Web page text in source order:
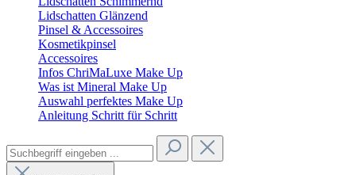
Lidschatten Glänzend
Pinsel & Accessoires
Kosmetikpinsel
Accessoires
Infos ChriMaLuxe Make Up
Was ist Mineral Make Up
Auswahl perfektes Make Up
Anleitung Schritt für Schritt